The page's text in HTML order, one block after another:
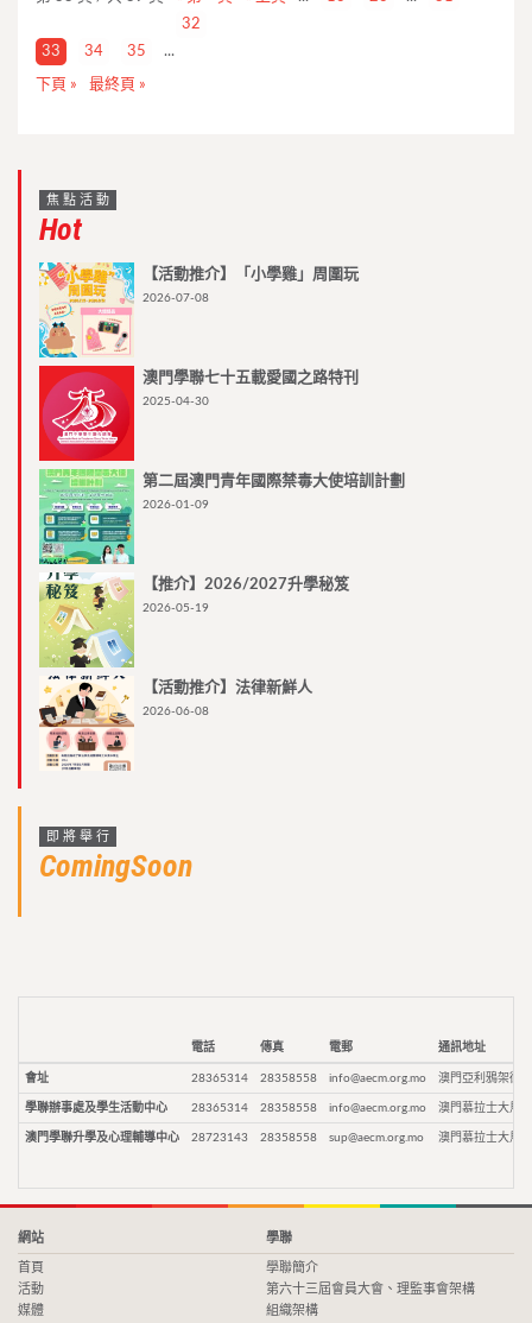
32
33
34 35 ...
下頁 » 最終頁 »
焦點活動
Hot
【活動推介】「小學雞」周圍玩
2026-07-08
澳門學聯七十五載愛國之路特刊
2025-04-30
第二屆澳門青年國際禁毒大使培訓計劃
2026-01-09
【推介】2026/2027升學秘笈
2026-05-19
【活動推介】法律新鮮人
2026-06-08
即將舉行
ComingSoon
電話 傳真 電郵 通訊地址
會址 28365314 28358558 info@aecm.org.mo 澳門亞利鴉架街9
學聯辦事處及學生活動中心 28365314 28358558 info@aecm.org.mo 澳門慕拉士大馬
澳門學聯升學及心理輔導中心 28723143 28358558 sup@aecm.org.mo 澳門慕拉士大馬
網站
首頁
活動
媒體
學聯
學聯簡介
第六十三屆會員大會、理監事會架構
組織架構